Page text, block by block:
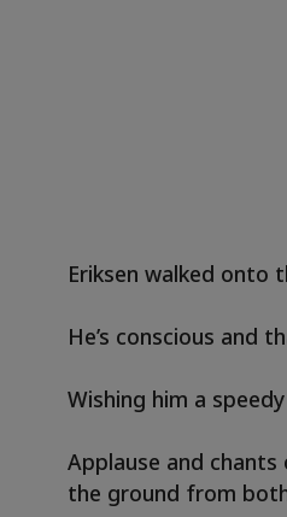
Eriksen walked onto
He’s conscious and
Wishing him a
Applause and
the ground from